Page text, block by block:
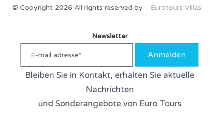
© Copyright 2026 All rights reserved by Eurotours Villas
Newsletter
Anmelden
Bleiben Sie in Kontakt, erhalten Sie aktuelle
Nachrichten
und Sonderangebote von Euro Tours